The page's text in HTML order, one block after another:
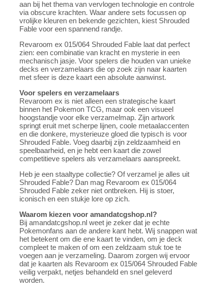
aan bij het thema van vervlogen technologie en controle
via obscure krachten. Waar andere sets focussen op
vrolijke kleuren en bekende gezichten, kiest Shrouded
Fable voor een spannend randje.
Revaroom ex 015/064 Shrouded Fable laat dat perfect
zien: een combinatie van kracht en mysterie in een
mechanisch jasje. Voor spelers die houden van unieke
decks en verzamelaars die op zoek zijn naar kaarten
met sfeer is deze kaart een absolute aanwinst.
Voor spelers en verzamelaars
Revaroom ex is niet alleen een strategische kaart
binnen het Pokemon TCG, maar ook een visueel
hoogstandje voor elke verzamelmap. Zijn artwork
springt eruit met scherpe lijnen, coole metaalaccenten
en die donkere, mysterieuze gloed die typisch is voor
Shrouded Fable. Voeg daarbij zijn zeldzaamheid en
speelbaarheid, en je hebt een kaart die zowel
competitieve spelers als verzamelaars aanspreekt.
Heb je een staaltype collectie? Of verzamel je alles uit
Shrouded Fable? Dan mag Revaroom ex 015/064
Shrouded Fable zeker niet ontbreken. Hij is stoer,
iconisch en een stukje lore op zich.
Waarom kiezen voor amandatcgshop.nl?
Bij amandatcgshop.nl weet je zeker dat je echte
Pokemonfans aan de andere kant hebt. Wij snappen wat
het betekent om die ene kaart te vinden, om je deck
compleet te maken of om een zeldzaam stuk toe te
voegen aan je verzameling. Daarom zorgen wij ervoor
dat je kaarten als Revaroom ex 015/064 Shrouded Fable
veilig verpakt, netjes behandeld en snel geleverd
worden.